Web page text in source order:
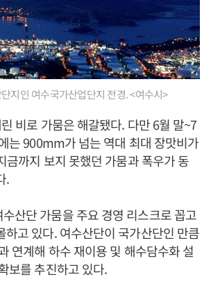
지인 여수국가산업단지 전경. <여수시>
비로 가뭄은 해갈됐다. 다만 6월 말~7
는 900mm가 넘는 역대 최대 장맛비가
금까지 보지 못했던 가뭄과 폭우가 동
.
산단 가뭄을 주요 경영 리스크로 꼽고
하고 있다. 여수산단이 국가산단인 만큼
연계해 하수 재이용 및 해수담수화 설
보를 추진하고 있다.